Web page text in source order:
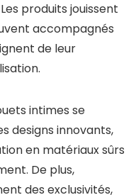
produits jouissent
accompagnés
de leur
intimes se
designs innovants,
en matériaux sûrs
De plus,
des exclusivités,